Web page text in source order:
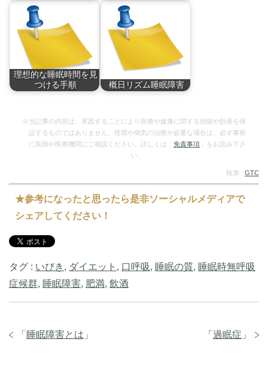
過眠症とは、夜間の
睡…
仕事中や勉強中にと
て…
理想的な睡眠時間を見
つける手順
概日リズム睡眠障害
※当記事の内容は、実践することにより医療や健康に関する効能や効果を保
証するものではありません。怪我や病気の治療が必要な場合は、必ず事前
に医師や医療機関にご相談ください。詳しくは「 免責事項 」をお読み下さ
い。
執筆 : GTC
★参考になったと思ったら是非ソーシャルメディアで
シェアしてください！
タグ : いびき , ダイエット , 口呼吸, 睡眠の質, 睡眠時無呼吸
症候群, 睡眠障害, 肥満, 飲酒
「 過眠症 」
「 睡眠障害とは 」